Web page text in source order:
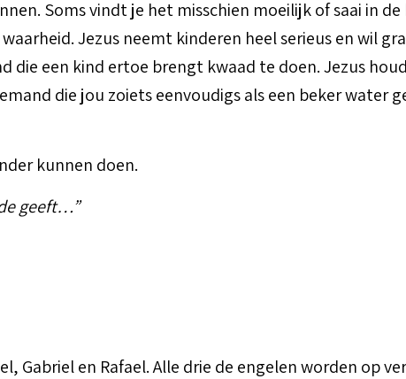
Soms vindt je het misschien moeilijk of saai in
Jezus neemt kinderen heel serieus en wil
een kind ertoe brengt kwaad te doen. Jezus
die jou zoiets eenvoudigs als een beker water
kunnen doen.
geeft…”
Gabriel en Rafael. Alle drie de engelen worden op